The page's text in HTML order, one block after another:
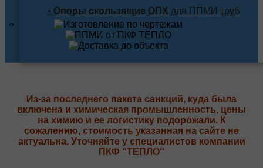
• Опоры скользящие ОПХ для ППМИ труб
Из-за последнего пакета санкций, куда была
включена и химическая промышленность, цены
на химию и ее логистику подорожали. К
сожалению, стоимость указанная на сайте не
актуальна. Уточняйте у специалистов компании
ПКФ "ТЕПЛО"